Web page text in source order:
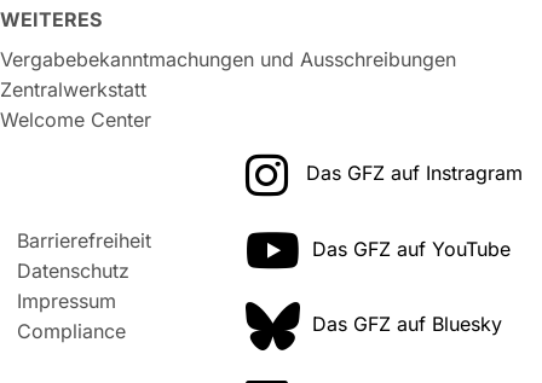
WEITERES
Vergabebekanntmachungen und Ausschreibungen
Zentralwerkstatt
Welcome Center
Barrierefreiheit
Datenschutz
Impressum
Compliance
Das GFZ auf Instragram
Das GFZ auf YouTube
Das GFZ auf Bluesky